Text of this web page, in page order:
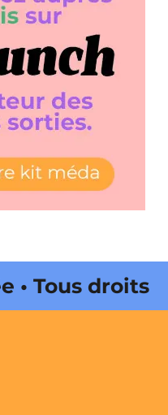
Tous droits